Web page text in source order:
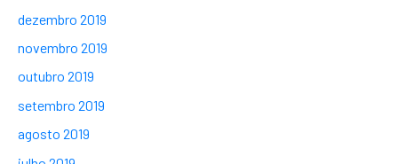
dezembro 2019
novembro 2019
outubro 2019
setembro 2019
agosto 2019